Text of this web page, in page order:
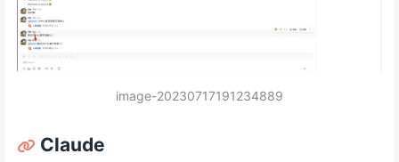
image-20230717191234889
Claude